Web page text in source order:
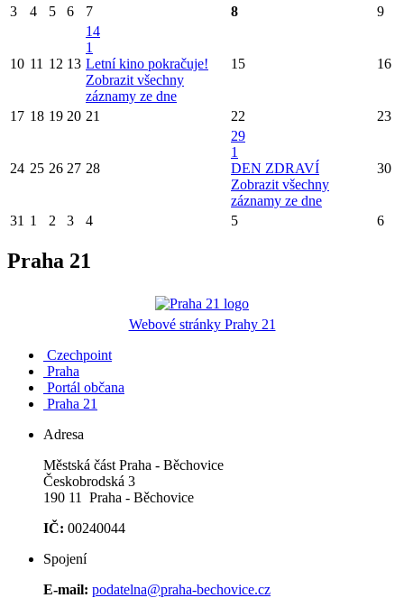
3
4 5 6 7 8 9
10 11 12 13
14
1
Letní kino pokračuje!
Zobrazit všechny
záznamy ze dne
15 16
17 18 19 20 21 22 23
24 25 26 27 28
29
1
DEN ZDRAVÍ
Zobrazit všechny
záznamy ze dne
30
31 1 2 3 4 5 6
Praha 21
Webové stránky Prahy 21
Czechpoint
Praha
Portál občana
Praha 21
Adresa
Městská část Praha - Běchovice
Českobrodská 3
190 11 Praha - Běchovice
IČ: 00240044
Spojení
E-mail: podatelna@praha-bechovice.cz